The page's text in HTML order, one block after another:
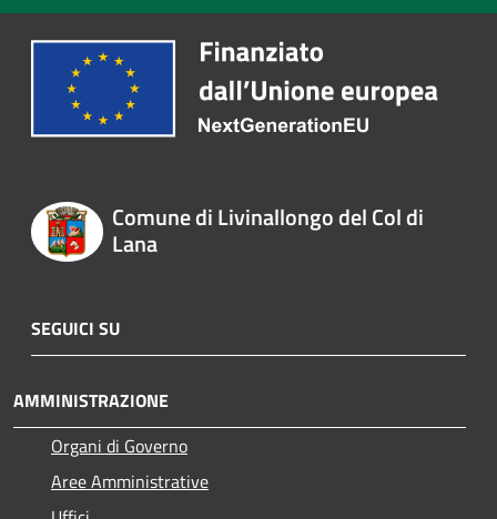
Comune di Livinallongo del Col di
Lana
SEGUICI SU
AMMINISTRAZIONE
Organi di Governo
Aree Amministrative